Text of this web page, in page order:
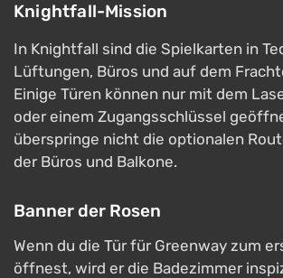
Knightfall-Mission
In Knightfall sind die Spielkarten in
Lüftungen, Büros und auf dem
Einige Türen können nur mit dem
oder einem Zugangsschlüssel
überspringe nicht die optionalen
der Büros und Balkone.
Banner der Rosen
Wenn du die Tür für Greenway zum
öffnest, wird er die Badezimmer